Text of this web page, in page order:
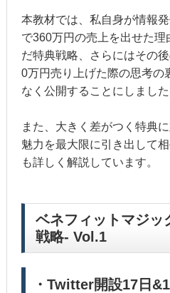
本教材では、私自身が情報
で360万円の売上を出せた
だ特典戦略、さらにはその
0万円売り上げた際の思考の
なく公開することにしました
また、大きく差がつく特典
魅力を最大限に引き出して
も詳しく解説しています。
ベネフィットマジッ
戦略- Vol.1
・Twitter開設17日